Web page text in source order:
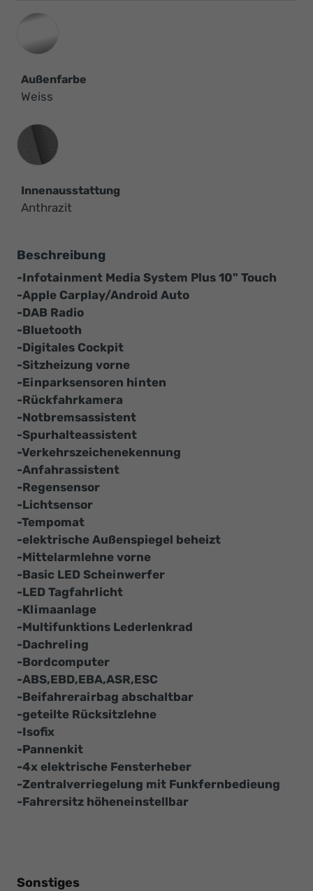
Außenfarbe
Weiss
Innenausstattung
Innenausstattung
Anthrazit
Beschreibung
-Infotainment Media System Plus 10" Touch
-Apple Carplay/Android Auto
-DAB Radio
-Bluetooth
-Digitales Cockpit
-Sitzheizung vorne
-Einparksensoren hinten
-Rückfahrkamera
-Notbremsassistent
-Spurhalteassistent
-Verkehrszeichenekennung
-Anfahrassistent
-Regensensor
-Lichtsensor
-Tempomat
-elektrische Außenspiegel beheizt
-Mittelarmlehne vorne
-Basic LED Scheinwerfer
-LED Tagfahrlicht
-Klimaanlage
-Multifunktions Lederlenkrad
-Dachreling
-Bordcomputer
-ABS,EBD,EBA,ASR,ESC
-Beifahrerairbag abschaltbar
-geteilte Rücksitzlehne
-Isofix
-Pannenkit
-4x elektrische Fensterheber
-Zentralverriegelung mit Funkfernbedieung
-Fahrersitz höheneinstellbar
Sonstiges